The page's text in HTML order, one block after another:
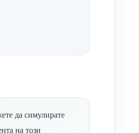
да симулирате
на този